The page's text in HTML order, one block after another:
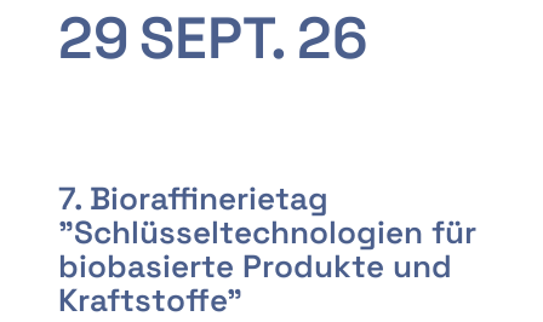
29SEPT. 26
7. Bioraffinerietag
"Schlüsseltechnologien für
biobasierte Produkte und
Kraftstoffe"